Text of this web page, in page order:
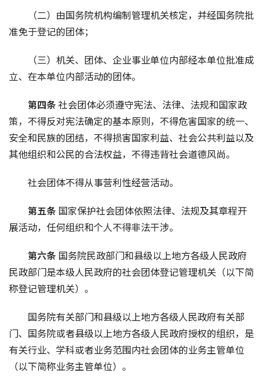
（二）由国务院机构编制管理机关核定，并经国务院批
准免于登记的团体；
（三）机关、团体、企业事业单位内部经本单位批准成
立、在本单位内部活动的团体。
第四条 社会团体必须遵守宪法、法律、法规和国家政
策，不得反对宪法确定的基本原则，不得危害国家的统一、
安全和民族的团结，不得损害国家利益、社会公共利益以及
其他组织和公民的合法权益，不得违背社会道德风尚。
社会团体不得从事营利性经营活动。
第五条 国家保护社会团体依照法律、法规及其章程开
展活动，任何组织和个人不得非法干涉。
第六条 国务院民政部门和县级以上地方各级人民政府
民政部门是本级人民政府的社会团体登记管理机关（以下简
称登记管理机关）。
国务院有关部门和县级以上地方各级人民政府有关部
门、国务院或者县级以上地方各级人民政府授权的组织，是
有关行业、学科或者业务范围内社会团体的业务主管单位
（以下简称业务主管单位）。